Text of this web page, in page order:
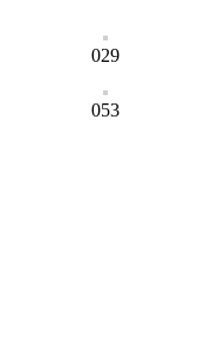
029
053